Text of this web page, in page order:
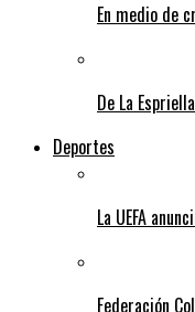
En medio de
De La
Deportes
La UEFA
Federación